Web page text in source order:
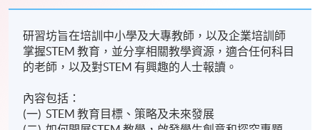
研習坊旨在培訓中小學及大專教師，以及企業培訓師
掌握STEM 教育，並分享相關教學資源，適合任何科目
的老師，以及對STEM 有興趣的人士報讀。
內容包括：
(一) STEM 教育目標、策略及未來發展